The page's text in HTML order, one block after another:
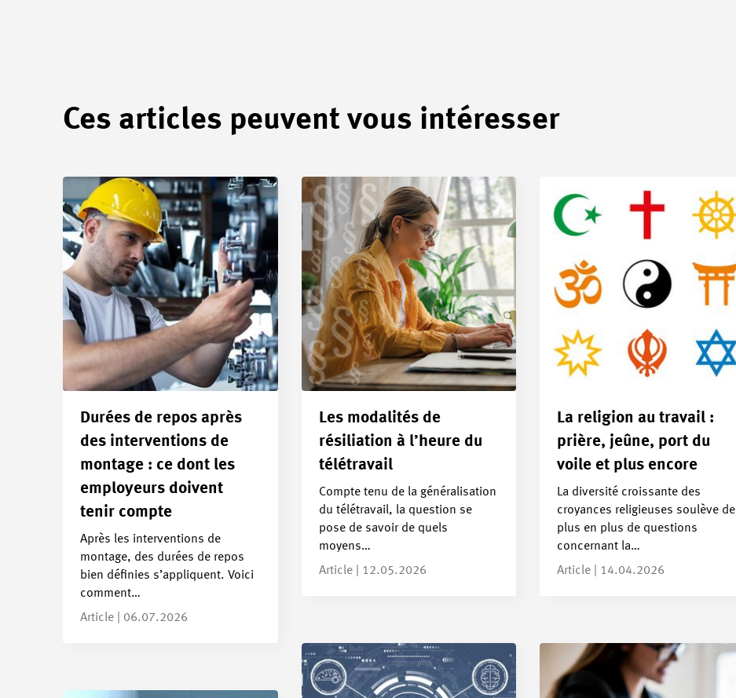
Ces articles peuvent vous intéresser
Durées de repos après
des interventions de
montage : ce dont les
employeurs doivent
tenir compte
Après les interventions de
montage, des durées de repos
bien définies s’appliquent. Voici
comment…
Article | 06.07.2026
Les modalités de
résiliation à l’heure du
télétravail
Compte tenu de la généralisation
du télétravail, la question se
pose de savoir de quels
moyens…
Article | 12.05.2026
La religion au travail :
prière, jeûne, port du
voile et plus encore
La diversité croissante des
croyances religieuses soulève de
plus en plus de questions
concernant la…
Article | 14.04.2026